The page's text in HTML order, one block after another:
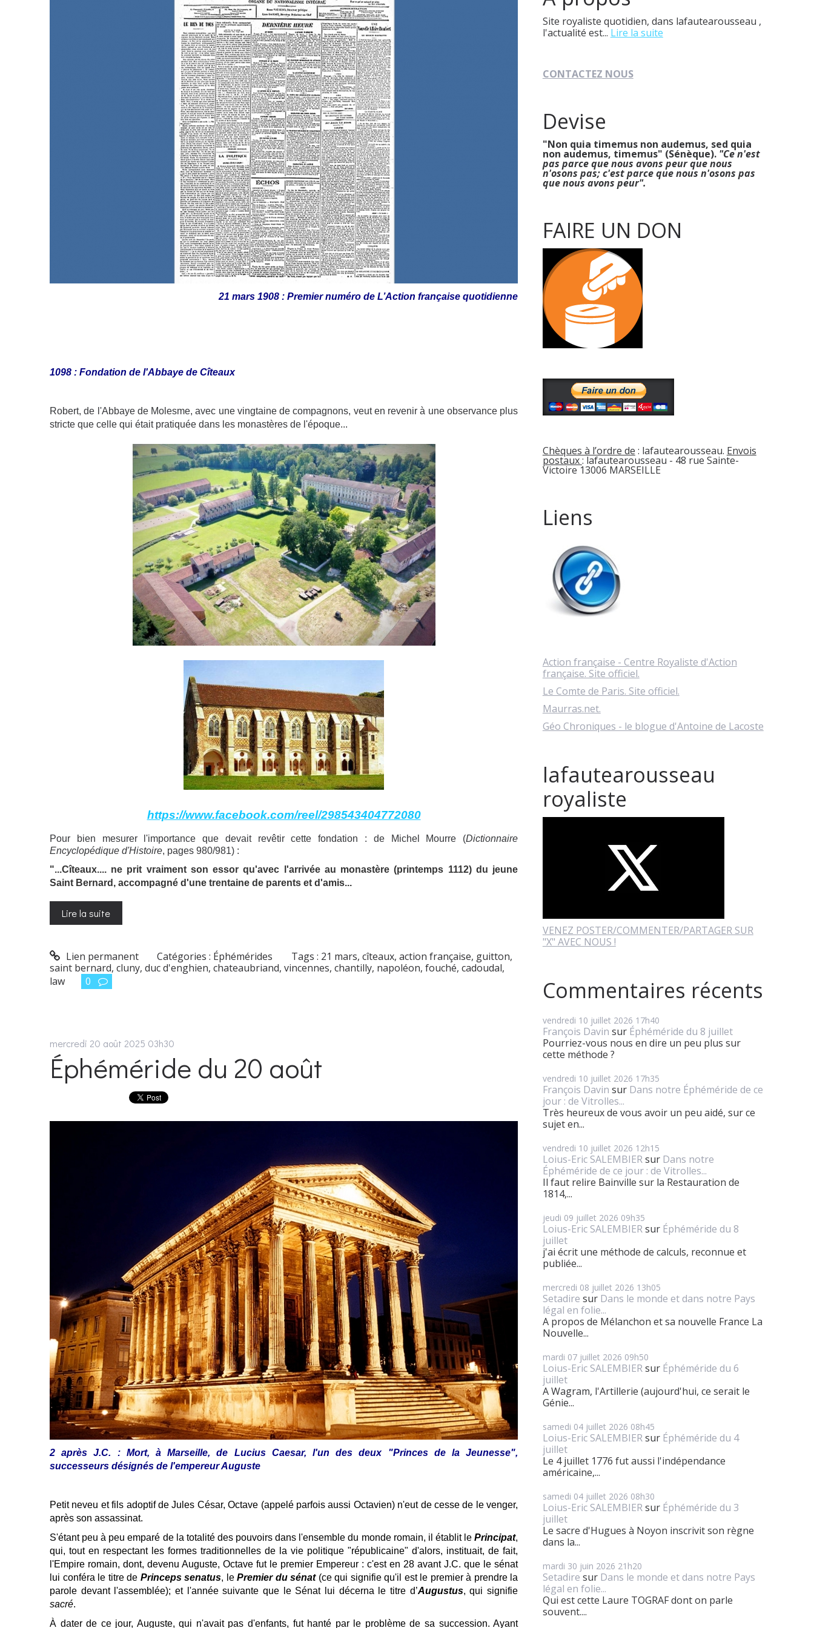
21 mars 1908 : Premier numéro de L’Action française quotidienne
1098 : Fondation de l'Abbaye de Cîteaux
Robert, de l'Abbaye de Molesme, avec une vingtaine de compagnons, veut en revenir à une observance plus
stricte que celle qui était pratiquée dans les monastères de l'époque...
https://www.facebook.com/reel/298543404772080
Pour bien mesurer l'importance que devait revêtir cette fondation : de Michel Mourre (Dictionnaire
Encyclopédique d'Histoire, pages 980/981) :
"...Cîteaux.... ne prit vraiment son essor qu'avec l'arrivée au monastère (printemps 1112) du jeune
Saint Bernard, accompagné d'une trentaine de parents et d'amis...
Lire la suite
Lien permanent Catégories : Éphémérides Tags : 21 mars,cîteaux,action française, guitton,
saint bernard, cluny, duc d'enghien, chateaubriand, vincennes, chantilly, napoléon, fouché, cadoudal,
law
0
mercredi 20 août 2025 03h30
Éphéméride du 20 août
2 après J.C. : Mort, à Marseille, de Lucius Caesar, l'un des deux "Princes de la Jeunesse",
successeurs désignés de l'empereur Auguste
Petit neveu et fils adoptif de Jules César, Octave (appelé parfois aussi Octavien) n'eut de cesse de le venger,
après son assassinat.
S'étant peu à peu emparé de la totalité des pouvoirs dans l'ensemble du monde romain, il établit lePrincipat,
qui, tout en respectant les formes traditionnelles de la vie politique "républicaine" d'alors, instituait, de fait,
l'Empire romain, dont, devenu Auguste, Octave fut le premier Empereur : c'est en 28 avant J.C. que le sénat
lui conféra le titre de Princeps senatus, lePremier du sénat (ce qui signifie qu'il est le premier à prendre la
parole devant l'assemblée); et l'année suivante que le Sénat lui décerna le titre d’Augustus, qui signifie
sacré.
À dater de ce jour, Auguste, qui n'avait pas d'enfants, fut hanté par le problème de sa succession. Ayant
Site royaliste quotidien, dans lafautearousseau ,
l'actualité est... Lire la suite
CONTACTEZ NOUS
Devise
"Non quia timemus non audemus, sed quia
non audemus, timemus" (Sénèque). "Ce n'est
pas parce que nous avons peur que nous
n'osons pas; c'est parce que nous n'osons pas
que nous avons peur".
FAIRE UN DON
Chèques à l’ordre de : lafautearousseau. Envois
postaux: lafautearousseau - 48 rue Sainte-
Victoire 13006 MARSEILLE
Liens
Action française - Centre Royaliste d'Action
française. Site officiel.
Le Comte de Paris. Site officiel.
Maurras.net.
Géo Chroniques - le blogue d'Antoine de Lacoste
lafautearousseau
royaliste
VENEZ POSTER/COMMENTER/PARTAGER SUR
"X" AVEC NOUS !
Commentaires récents
vendredi 10 juillet 2026 17h40
François Davin sur Éphéméride du 8 juillet
Pourriez-vous nous en dire un peu plus sur
cette méthode ?
vendredi 10 juillet 2026 17h35
François Davin sur Dans notre Éphéméride de ce
jour : de Vitrolles...
Très heureux de vous avoir un peu aidé, sur ce
sujet en...
vendredi 10 juillet 2026 12h15
Loius-Eric SALEMBIERsur Dans notre
Éphéméride de ce jour : de Vitrolles...
Il faut relire Bainville sur la Restauration de
1814,...
jeudi 09 juillet 2026 09h35
Loius-Eric SALEMBIERsur Éphéméride du 8
juillet
j'ai écrit une méthode de calculs, reconnue et
publiée...
mercredi 08 juillet 2026 13h05
Setadire sur Dans le monde et dans notre Pays
légal en folie...
A propos de Mélanchon et sa nouvelle France La
Nouvelle...
mardi 07 juillet 2026 09h50
Loius-Eric SALEMBIERsur Éphéméride du 6
juillet
A Wagram, l'Artillerie (aujourd'hui, ce serait le
Génie...
samedi 04 juillet 2026 08h45
Loius-Eric SALEMBIERsur Éphéméride du 4
juillet
Le 4 juillet 1776 fut aussi l'indépendance
américaine,...
samedi 04 juillet 2026 08h30
Loius-Eric SALEMBIERsur Éphéméride du 3
juillet
Le sacre d'Hugues à Noyon inscrivit son règne
dans la...
mardi 30 juin 2026 21h20
Setadire sur Dans le monde et dans notre Pays
légal en folie...
Qui est cette Laure TOGRAF dont on parle
souvent....